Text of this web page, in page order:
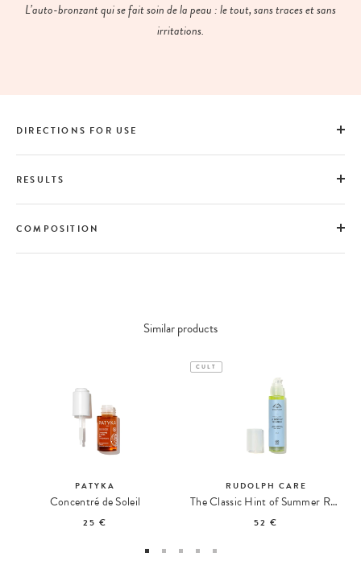
L’auto-bronzant qui se fait soin de la peau : le tout, sans traces et sans
irritations.
DIRECTIONS FOR USE
RESULTS
COMPOSITION
Similar products
PATYKA
Concentré de Soleil
25 €
CULT
RUDOLPH CARE
The Classic Hint of Summer Radiance Self-Tanner
52 €